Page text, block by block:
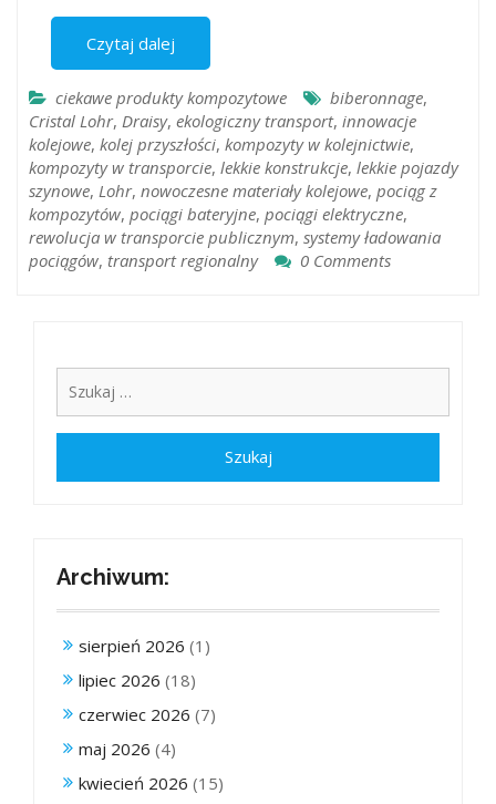
Czytaj dalej
ciekawe produkty kompozytowe biberonnage,
Cristal Lohr, Draisy, ekologiczny transport, innowacje
kolejowe, kolej przyszłości, kompozyty w kolejnictwie,
kompozyty w transporcie, lekkie konstrukcje, lekkie pojazdy
szynowe, Lohr, nowoczesne materiały kolejowe, pociąg z
kompozytów, pociągi bateryjne, pociągi elektryczne,
rewolucja w transporcie publicznym, systemy ładowania
pociągów, transport regionalny 0 Comments
Archiwum:
sierpień 2026 (1)
lipiec 2026 (18)
czerwiec 2026 (7)
maj 2026 (4)
kwiecień 2026 (15)